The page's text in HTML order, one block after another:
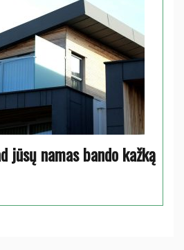
jūsų namas bando kažką